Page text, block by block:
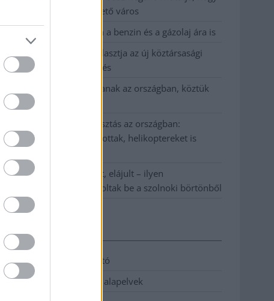
Szolnok mennyire élhető város
Pénteken újra csökken a benzin és a gázolaj ára is
Napokon belül megválasztja az új köztársasági
elnököt az Országgyűlés
Kiterjedt tüzek pusztítanak az országban, köztük
Karcagon
Harmadfokú hőségriasztás az országban:
Szolnokon klímát javítottak, helikoptereket is
A zárkában rosszul lett, elájult – ilyen
körülményekről számoltak be a szolnoki börtönből
Adatkezelési tájékoztató
Etikai és függetlenségi alapelvek